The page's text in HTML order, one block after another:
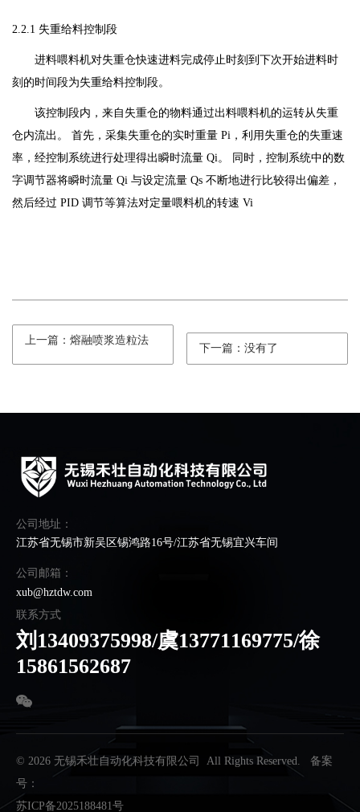
2.2.1 失重给料控制段
进料喂料机对失重仓快速进料完成停止时刻到下次开始进料时
刻的时间段为失重给料控制段。
该控制段内，来自失重仓的物料通过出料喂料机的运转从失重
仓内流出。 首先，采集失重仓的实时重量 Pi，利用失重仓的失重速
率，经控制系统进行处理得出瞬时流量 Qi。 同时，控制系统中的数
字调节器将瞬时流量 Qi 与设定流量 Qs 不断地进行比较得出偏差，
然后经过 PID 调节等算法对定量喂料机的转速 Vi
上一篇：熔融喷浆造粒法
下一篇：没有了
公司地址：
江苏省无锡市新吴区锡鸿路16号/江苏省无锡宜兴车间
公司邮箱：
xub@hztdw.com
联系方式
刘13409375998/虞13771169775/徐
15861562687
© 2026 无锡禾壮自动化科技有限公司 All Rights Reserved. 备案
号：
苏ICP备2025188481号